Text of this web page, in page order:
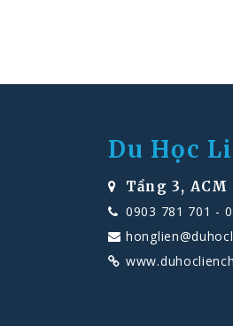
Du Học
Tầng 3,
0903 781 701 -